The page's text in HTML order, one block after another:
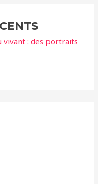
vivant : des portraits